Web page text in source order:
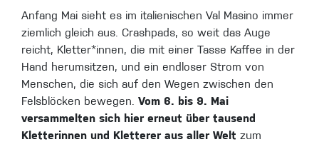
Anfang Mai sieht es im italienischen Val Masino immer
ziemlich gleich aus. Crashpads, so weit das Auge
reicht, Kletter*innen, die mit einer Tasse Kaffee in der
Hand herumsitzen, und ein endloser Strom von
Menschen, die sich auf den Wegen zwischen den
Felsblöcken bewegen. Vom 6. bis 9. Mai
versammelten sich hier erneut über tausend
Kletterinnen und Kletterer aus aller Welt zum